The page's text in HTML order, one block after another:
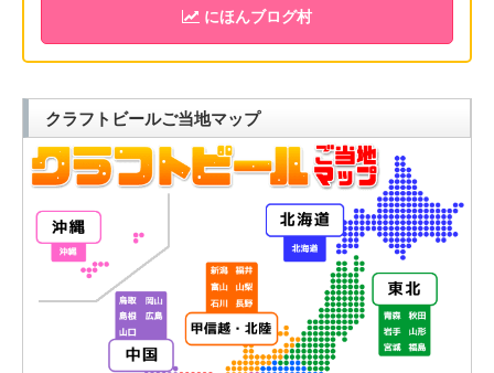
にほんブログ村
クラフトビールご当地マップ